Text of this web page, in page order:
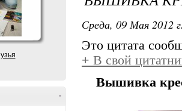
-
Среда, 09 Мая 2012
Это цитата
+ В свой
Вышивка